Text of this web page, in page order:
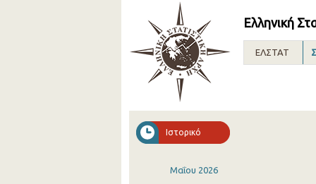
Ελληνική
ΕΛΣΤΑΤ
Ιστορικό
Μαΐου 2026